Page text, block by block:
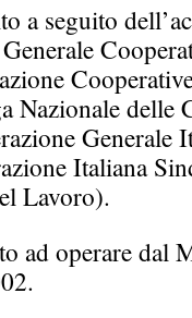
a seguito
Nazionale delle
Generale
Italiana
Lavoro).
ad operare dal